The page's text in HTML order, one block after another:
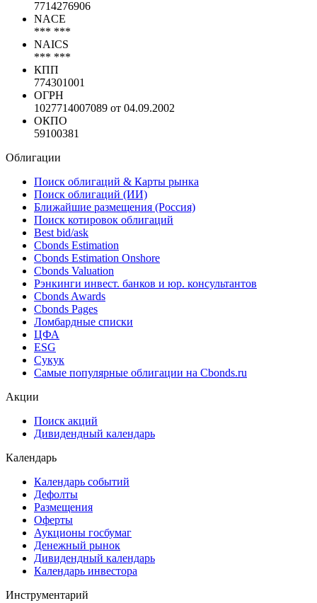
7714276906
NACE
*** ***
NAICS
*** ***
КПП
774301001
ОГРН
1027714007089 от 04.09.2002
ОКПО
59100381
Облигации
Поиск облигаций & Карты рынка
Поиск облигаций (ИИ)
Ближайшие размещения (Россия)
Поиск котировок облигаций
Best bid/ask
Cbonds Estimation
Cbonds Estimation Onshore
Cbonds Valuation
Рэнкинги инвест. банков и юр. консультантов
Cbonds Awards
Cbonds Pages
Ломбардные списки
ЦФА
ESG
Сукук
Самые популярные облигации на Cbonds.ru
Акции
Поиск акций
Дивидендный календарь
Календарь
Календарь событий
Дефолты
Размещения
Оферты
Аукционы госбумаг
Денежный рынок
Дивидендный календарь
Календарь инвестора
Инструментарий